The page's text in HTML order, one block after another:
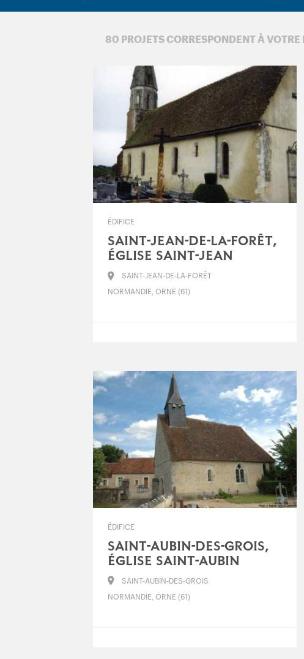
80 PROJETS CORRESPONDENT À VOTRE
ÉDIFICE
SAINT-JEAN-DE-LA-FORÊT,
ÉGLISE SAINT-JEAN
SAINT-JEAN-DE-LA-FORÊT
NORMANDIE, ORNE (61)
ÉDIFICE
SAINT-AUBIN-DES-GROIS,
ÉGLISE SAINT-AUBIN
SAINT-AUBIN-DES-GROIS
NORMANDIE, ORNE (61)